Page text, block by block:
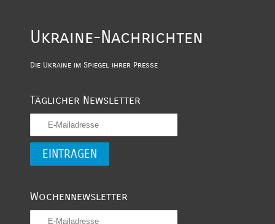
Ukraine-Nachrichten
Die Ukraine im Spiegel ihrer Presse
Täglicher Newsletter
Wochennewsletter